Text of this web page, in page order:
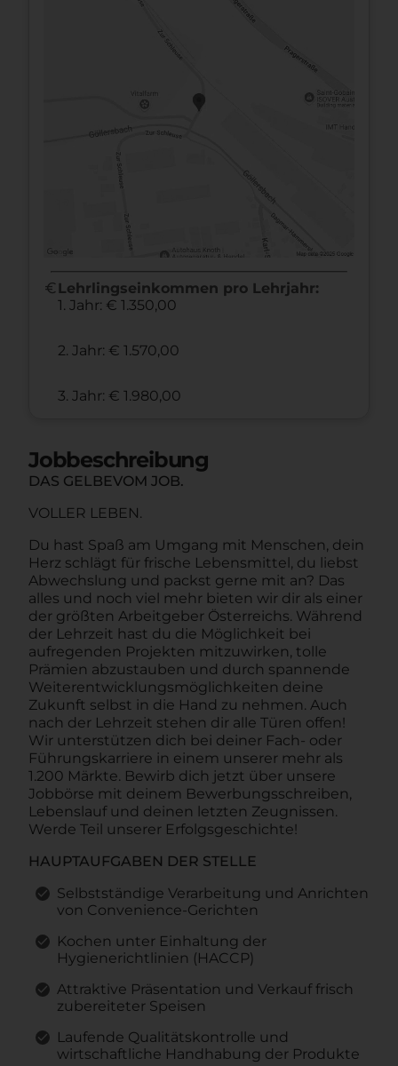
euro Lehrlingseinkommen pro Lehrjahr:
1. Jahr: € 1.350,00
2. Jahr: € 1.570,00
3. Jahr: € 1.980,00
Jobbeschreibung
DAS GELBEVOM JOB.
VOLLER LEBEN.
Du hast Spaß am Umgang mit Menschen, dein
Herz schlägt für frische Lebensmittel, du liebst
Abwechslung und packst gerne mit an? Das
alles und noch viel mehr bieten wir dir als einer
der größten Arbeitgeber Österreichs. Während
der Lehrzeit hast du die Möglichkeit bei
aufregenden Projekten mitzuwirken, tolle
Prämien abzustauben und durch spannende
Weiterentwicklungsmöglichkeiten deine
Zukunft selbst in die Hand zu nehmen. Auch
nach der Lehrzeit stehen dir alle Türen offen!
Wir unterstützen dich bei deiner Fach- oder
Führungskarriere in einem unserer mehr als
1.200 Märkte. Bewirb dich jetzt über unsere
Jobbörse mit deinem Bewerbungsschreiben,
Lebenslauf und deinen letzten Zeugnissen.
Werde Teil unserer Erfolgsgeschichte!
HAUPTAUFGABEN DER STELLE
Selbstständige Verarbeitung und Anrichten
von Convenience-Gerichten
Kochen unter Einhaltung der
Hygienerichtlinien (HACCP)
Attraktive Präsentation und Verkauf frisch
zubereiteter Speisen
Laufende Qualitätskontrolle und
wirtschaftliche Handhabung der Produkte